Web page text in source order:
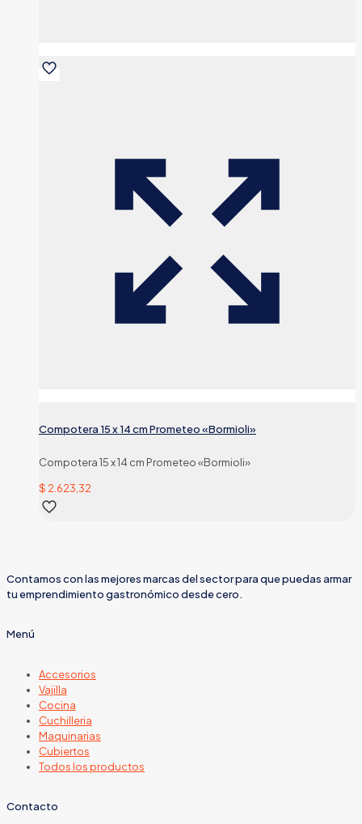
Compotera 15 x 14 cm Prometeo «Bormioli»
Compotera 15 x 14 cm Prometeo «Bormioli»
$ 2.623,32
Contamos con las mejores marcas del sector para que puedas armar
tu emprendimiento gastronómico desde cero.
Menú
Accesorios
Vajilla
Cocina
Cuchilleria
Maquinarias
Cubiertos
Todos los productos
Contacto